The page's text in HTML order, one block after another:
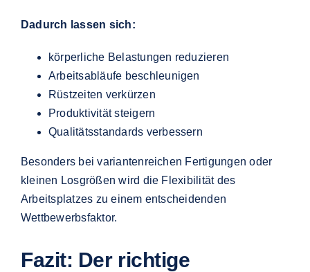
Dadurch lassen sich:
körperliche Belastungen reduzieren
Arbeitsabläufe beschleunigen
Rüstzeiten verkürzen
Produktivität steigern
Qualitätsstandards verbessern
Besonders bei variantenreichen Fertigungen oder
kleinen Losgrößen wird die Flexibilität des
Arbeitsplatzes zu einem entscheidenden
Wettbewerbsfaktor.
Fazit: Der richtige